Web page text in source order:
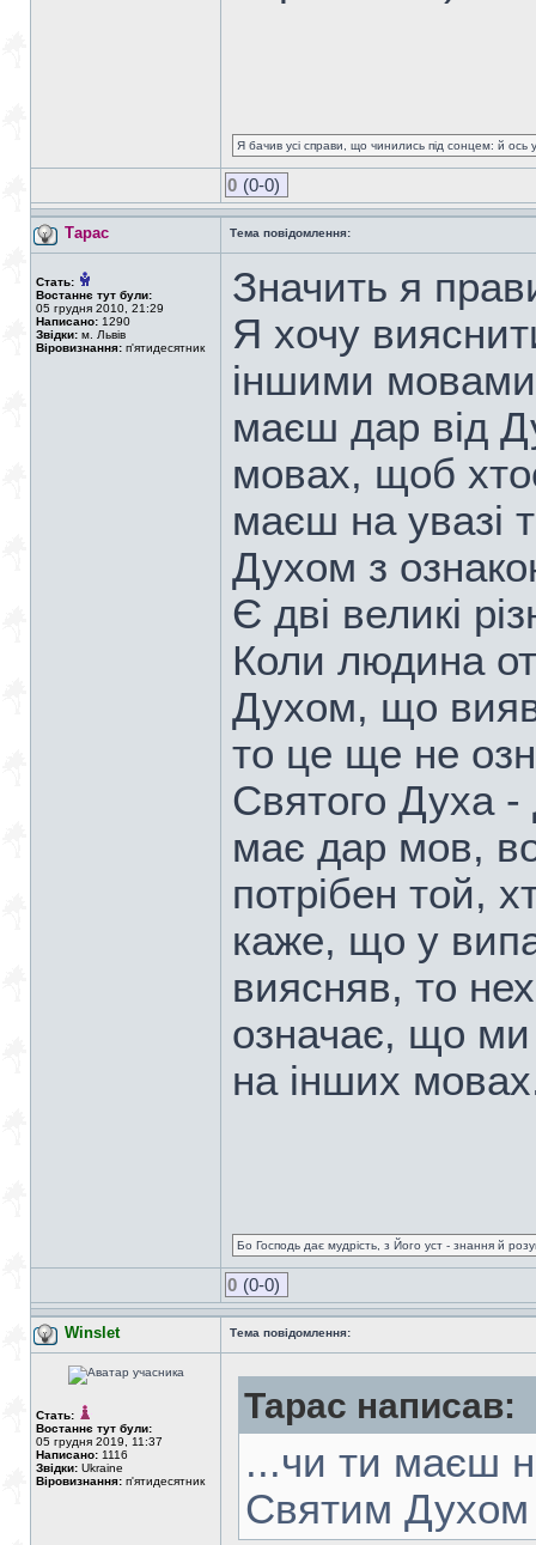
Я бачив усі справи, що чинились під сонцем: й ось
0 (0-0)
Тарас Тема повідомлення:
Стать:
Востаннє тут були:
05 грудня 2010, 21:29
Написано: 1290
Звідки: м. Львів
Віровизнання: п'ятидесятник
Значить я
Я хочу
іншими
маєш дар від
мовах, щоб
маєш на увазі
Духом з
Є дві великі
Коли людина
Духом, що
то це ще не
Святого Духа
має дар мов,
потрібен той,
каже, що у
виясняв, то
означає, що
на інших
Бо Господь дає мудрість, з Його уст - знання й
0 (0-0)
Winslet Тема повідомлення:
Стать:
Востаннє тут були:
05 грудня 2019, 11:37
Написано: 1116
Звідки: Ukraine
Віровизнання: п'ятидесятник
Тарас написав:
...чи ти маєш
Святим Духом